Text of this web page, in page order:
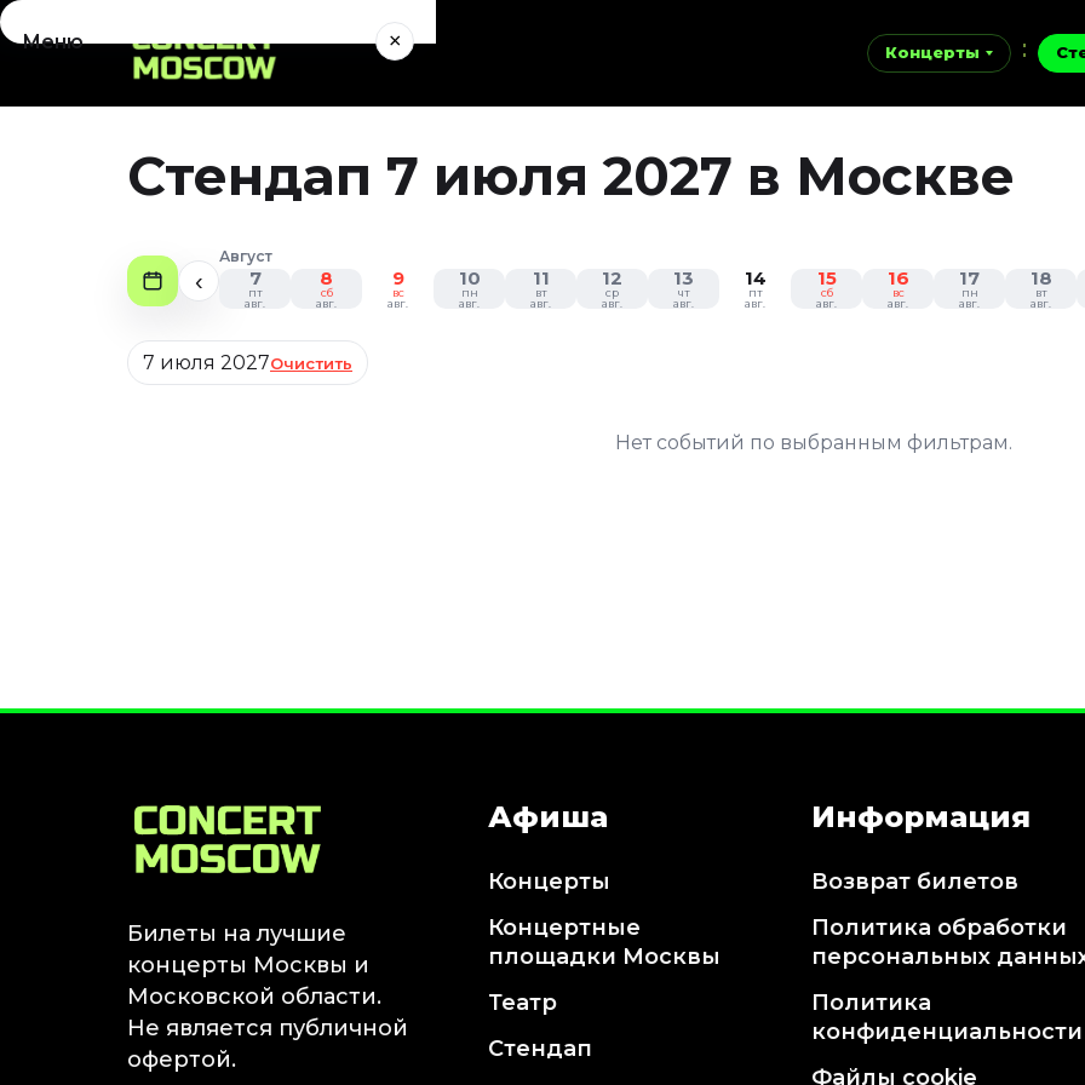
Концерты
Меню ×
Концерты
Сентябрь 2026
Декабрь 2026
Январь 2027
Декабрь 2026
Январь 2027
Экскурсии
Сентябрь 2026
Стендап 7 июля 2027 в Москве
‹
Август
7
пт
авг.
8
сб
авг.
9
вс
авг.
10
пн
авг.
11
вт
авг.
12
ср
авг.
13
чт
авг.
14
пт
авг.
15
сб
авг.
16
вс
авг.
17
пн
авг.
18
вт
авг.
Дата
7 июля 2027Очистить
Нет событий по выбранным фильтрам.
Билеты на лучшие
концерты Москвы и
Московской области.
Не является публичной
офертой.
Афиша
Концерты
Концертные
площадки Москвы
Театр
Стендап
Информация
Возврат билетов
Политика обработки
персональных
Политика
конфиденциальности
Файлы cookie